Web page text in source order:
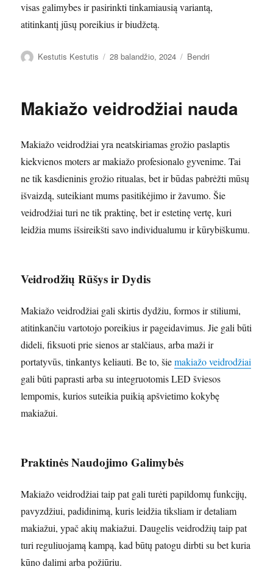
visas galimybes ir pasirinkti tinkamiausią variantą,
atitinkantį jūsų poreikius ir biudžetą.
Autorius
Kestutis Kestutis Paskelbta
28 balandžio, 2024 Kategorijos
Bendri
Makiažo veidrodžiai nauda
Makiažo veidrodžiai yra neatskiriamas grožio paslaptis
kiekvienos moters ar makiažo profesionalo gyvenime. Tai
ne tik kasdieninis grožio ritualas, bet ir būdas pabrėžti mūsų
išvaizdą, suteikiant mums pasitikėjimo ir žavumo. Šie
veidrodžiai turi ne tik praktinę, bet ir estetinę vertę, kuri
leidžia mums išsireikšti savo individualumu ir kūrybiškumu.
Veidrodžių Rūšys ir Dydis
Makiažo veidrodžiai gali skirtis dydžiu, formos ir stiliumi,
atitinkančiu vartotojo poreikius ir pageidavimus. Jie gali būti
dideli, fiksuoti prie sienos ar stalčiaus, arba maži ir
portatyvūs, tinkantys keliauti. Be to, šiemakiažo veidrodžiai
gali būti paprasti arba su integruotomis LED šviesos
lempomis, kurios suteikia puikią apšvietimo kokybę
makiažui.
Praktinės Naudojimo Galimybės
Makiažo veidrodžiai taip pat gali turėti papildomų funkcijų,
pavyzdžiui, padidinimą, kuris leidžia tiksliam ir detaliam
makiažui, ypač akių makiažui. Daugelis veidrodžių taip pat
turi reguliuojamą kampą, kad būtų patogu dirbti su bet kuria
kūno dalimi arba požiūriu.